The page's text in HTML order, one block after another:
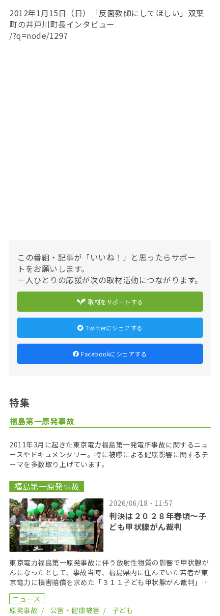
2012年1月15日（日）「反面教師にしてほしい」双葉
町の井戸川町長インタビュー
/?q=node/1297
この番組・記事が「いいね！」と思ったらサポー
トをお願いします。
一人ひとりの応援が次の取材活動につながります。
取材をサポートする
Twitterにシェアする
Facebookにシェアする
特集
福島第一原発事故
2011年3月に起きた東京電力福島第一発電所事故に関するニュ
ースやドキュメンタリー。特に被曝による健康影響に関するテ
ーマを多数取り上げています。
福島第一原発事故
2026/06/18 - 11:57
判決は２０２８年春頃〜子
ども甲状腺がん裁判
東京電力福島第一原発事故に伴う放射性物質の影響で甲状腺が
んになったとして、事故当時、福島県内に住んでいた若者が東
京電力に損害賠償を求めた「３１１子ども甲状腺がん裁判」の
第１８回口頭弁論が２０２６年６月１７日に開かれた。裁 […]
ニュース
原発事故
公害・健康被害 子ども